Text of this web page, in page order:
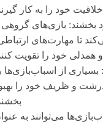
خود را به کار
بخشند: بازی‌های
تا مهارت‌های
همدلی خود را تقویت
از اسباب‌بازی‌ها
و ظریف خود را
می‌توانند به